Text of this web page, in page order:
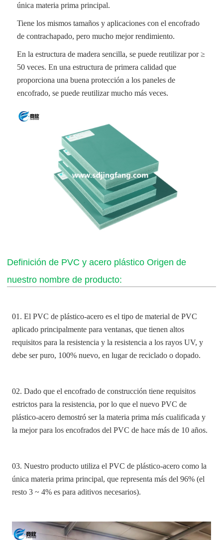
única materia prima principal.
Tiene los mismos tamaños y aplicaciones con el encofrado
de contrachapado, pero mucho mejor rendimiento.
En la estructura de madera sencilla, se puede reutilizar por ≥
50 veces. En una estructura de primera calidad que
proporciona una buena protección a los paneles de
encofrado, se puede reutilizar mucho más veces.
Definición de PVC y acero plástico Origen de
nuestro nombre de producto:
01. El PVC de plástico-acero es el tipo de material de PVC
aplicado principalmente para ventanas, que tienen altos
requisitos para la resistencia y la resistencia a los rayos UV, y
debe ser puro, 100% nuevo, en lugar de reciclado o dopado.
02. Dado que el encofrado de construcción tiene requisitos
estrictos para la resistencia, por lo que el nuevo PVC de
plástico-acero demostró ser la materia prima más cualificada y
la mejor para los encofrados del PVC de hace más de 10 años.
03. Nuestro producto utiliza el PVC de plástico-acero como la
única materia prima principal, que representa más del 96% (el
resto 3 ~ 4% es para aditivos necesarios).